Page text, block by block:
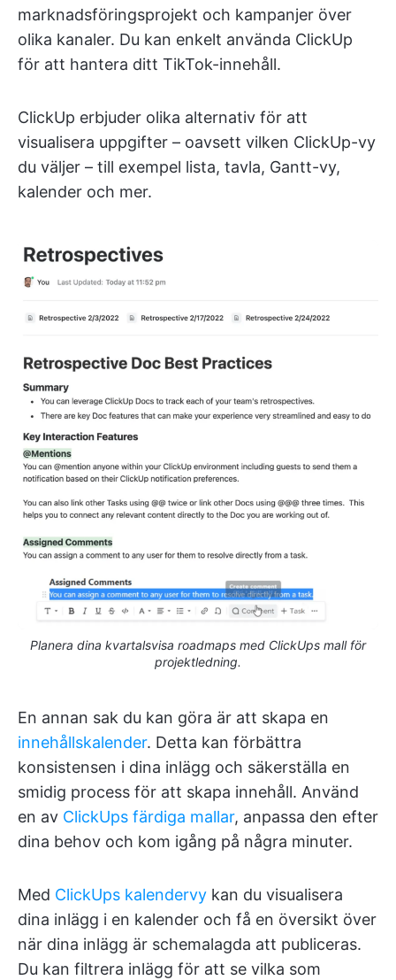
marknadsföringsprojekt och kampanjer över
olika kanaler. Du kan enkelt använda ClickUp
för att hantera ditt TikTok-innehåll.
ClickUp erbjuder olika alternativ för att
visualisera uppgifter – oavsett vilken ClickUp-vy
du väljer – till exempel lista, tavla, Gantt-vy,
kalender och mer.
Planera dina kvartalsvisa roadmaps med ClickUps mall för
projektledning.
En annan sak du kan göra är att skapa en
innehållskalender. Detta kan förbättra
konsistensen i dina inlägg och säkerställa en
smidig process för att skapa innehåll. Använd
en av ClickUps färdiga mallar, anpassa den efter
dina behov och kom igång på några minuter.
Med ClickUps kalendervy kan du visualisera
dina inlägg i en kalender och få en översikt över
när dina inlägg är schemalagda att publiceras.
Du kan filtrera inlägg för att se vilka som